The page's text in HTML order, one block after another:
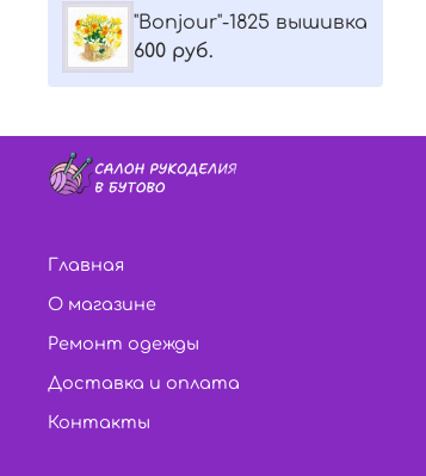
"Bonjour"-1825 вышивка
600 руб.
Главная
О магазине
Ремонт одежды
Доставка и оплата
Контакты